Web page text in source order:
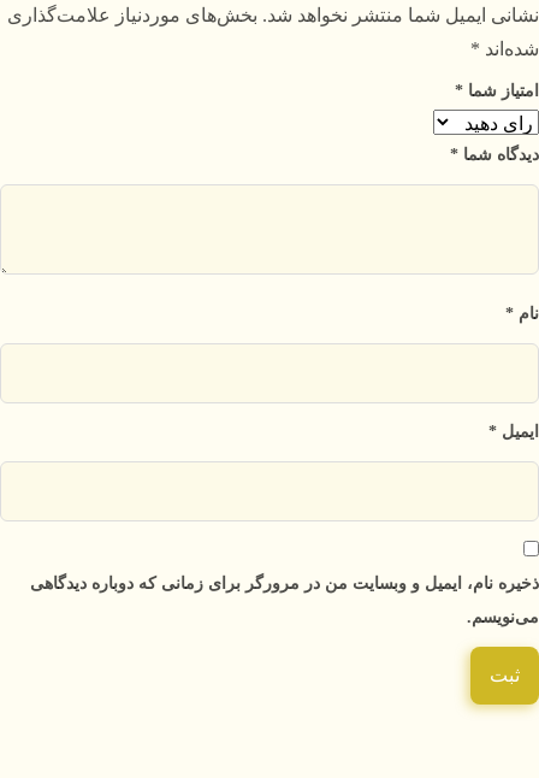
نشانی ایمیل شما منتشر نخواهد شد. بخش‌های موردنیاز علامت‌گذاری
شده‌اند *
امتیاز شما *
دیدگاه شما *
نام *
ایمیل *
ذخیره نام، ایمیل و وبسایت من در مرورگر برای زمانی که دوباره دیدگاهی
می‌نویسم.